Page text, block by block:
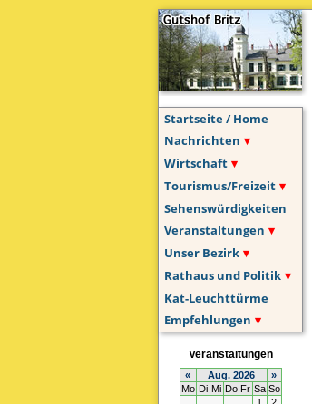
Startseite / Home
Nachrichten
Wirtschaft
Tourismus/Freizeit
Sehenswürdigkeiten
Veranstaltungen
Unser Bezirk
Rathaus und Politik
Kat-Leuchttürme
Empfehlungen